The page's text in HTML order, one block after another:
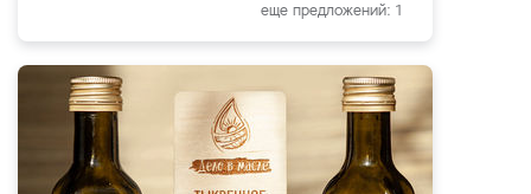
еще предложений: 1